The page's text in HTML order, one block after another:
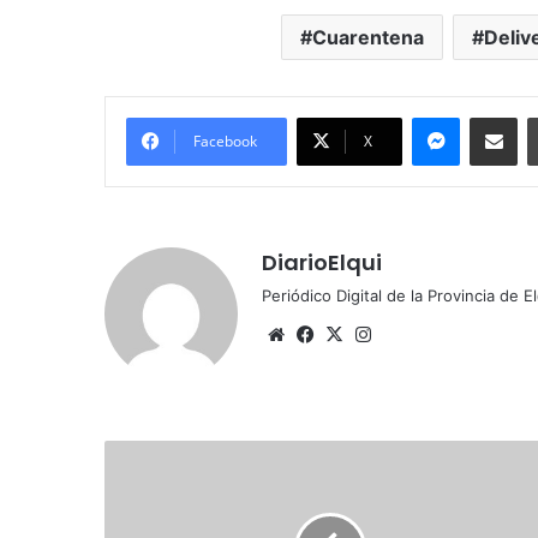
Cuarentena
Facebook X
DiarioElqui
Periódico Digital de la Provincia de
SitioFacebook
X